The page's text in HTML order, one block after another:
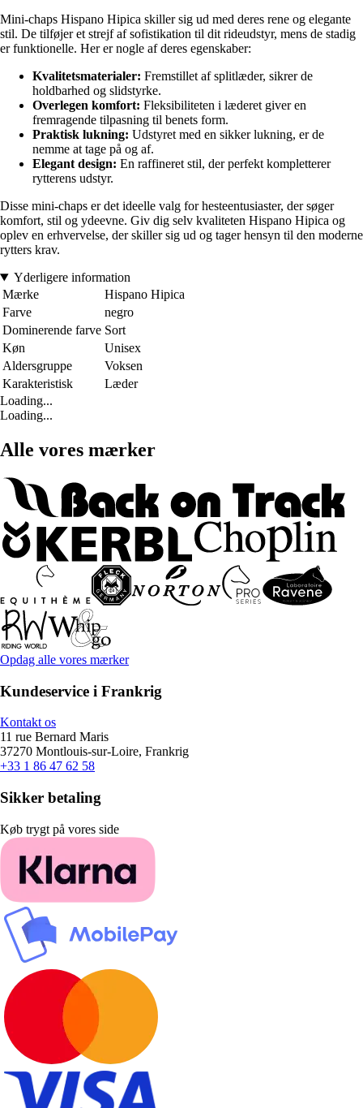
Mini-chaps Hispano Hipica skiller sig ud med deres rene og elegante
stil. De tilføjer et strejf af sofistikation til dit rideudstyr, mens de stadig
er funktionelle. Her er nogle af deres egenskaber:
Kvalitetsmaterialer: Fremstillet af splitlæder, sikrer de
holdbarhed og slidstyrke.
Overlegen komfort: Fleksibiliteten i læderet giver en
fremragende tilpasning til benets form.
Praktisk lukning: Udstyret med en sikker lukning, er de
nemme at tage på og af.
Elegant design: En raffineret stil, der perfekt kompletterer
rytterens udstyr.
Disse mini-chaps er det ideelle valg for hesteentusiaster, der søger
komfort, stil og ydeevne. Giv dig selv kvaliteten Hispano Hipica og
oplev en erhvervelse, der skiller sig ud og tager hensyn til den moderne
rytters krav.
Yderligere information
Mærke
Hispano Hipica
Farve
negro
Dominerende farve Sort
Køn
Unisex
Aldersgruppe
Voksen
Karakteristisk
Læder
Loading...
Loading...
Alle vores mærker
Opdag alle vores mærker
Kundeservice i Frankrig
Kontakt os
11 rue Bernard Maris
37270 Montlouis-sur-Loire, Frankrig
+33 1 86 47 62 58
Sikker betaling
Køb trygt på vores side